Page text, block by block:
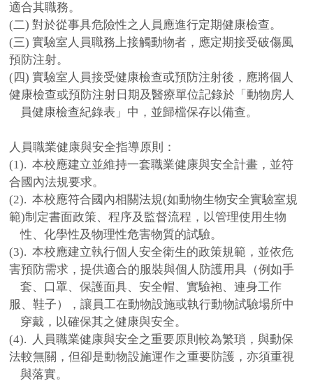
適合其職務。
(二)對於從事具危險性之人員應進行定期健康檢查。
(三)實驗室人員職務上接觸動物者，應定期接受破傷風
預防注射。
(四)實驗室人員接受健康檢查或預防注射後，應將個人
健康檢查或預防注射日期及醫療單位記錄於「動物房人
員健康檢查紀錄表」中，並歸檔保存以備查。
人員職業健康與安全指導原則：
(1).本校應建立並維持一套職業健康與安全計畫，並符
合國內法規要求。
(2).本校應符合國內相關法規(如動物生物安全實驗室規
範)制定書面政策、程序及監督流程，以管理使用生物
性、化學性及物理性危害物質的試驗。
(3).本校應建立執行個人安全衛生的政策規範，並依危
害預防需求，提供適合的服裝與個人防護用具（例如手
套、口罩、保護面具、安全帽、實驗袍、連身工作
服、鞋子），讓員工在動物設施或執行動物試驗場所中
穿戴，以確保其之健康與安全。
(4).
人員職業健康與安全之重要原則較為繁瑣，與動保
法較無關，但卻是動物設施運作之重要防護，亦須重視
與落實。